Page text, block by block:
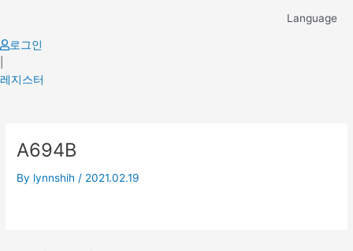
content
Language
로그인
레지스터
A694B
By lynnshih / 2021.02.19
navigation